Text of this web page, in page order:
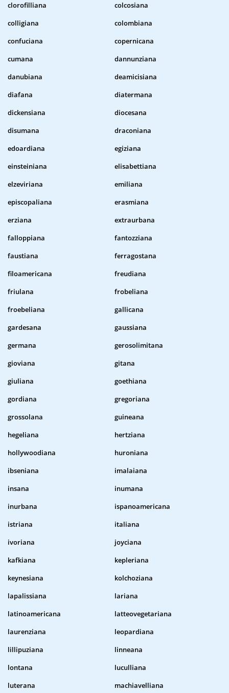
clorofilliana
colcosiana
colligiana
colombiana
confuciana
copernicana
cumana
dannunziana
danubiana
deamicisiana
diafana
diatermana
dickensiana
diocesana
disumana
draconiana
edoardiana
egiziana
einsteiniana
elisabettiana
elzeviriana
emiliana
episcopaliana
erasmiana
erziana
extraurbana
falloppiana
fantozziana
faustiana
ferragostana
filoamericana
freudiana
friulana
frobeliana
froebeliana
gallicana
gardesana
gaussiana
germana
gerosolimitana
gioviana
gitana
giuliana
goethiana
gordiana
gregoriana
grossolana
guineana
hegeliana
hertziana
hollywoodiana
huroniana
ibseniana
imalaiana
insana
inumana
inurbana
ispanoamericana
istriana
italiana
ivoriana
joyciana
kafkiana
kepleriana
keynesiana
kolchoziana
lapalissiana
lariana
latinoamericana
latteovegetariana
laurenziana
leopardiana
lillipuziana
linneana
lontana
luculliana
luterana
machiavelliana